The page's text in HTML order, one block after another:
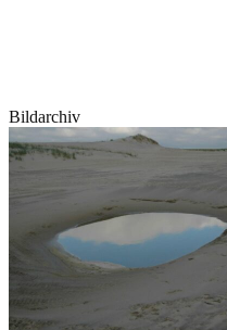
Bildarchiv